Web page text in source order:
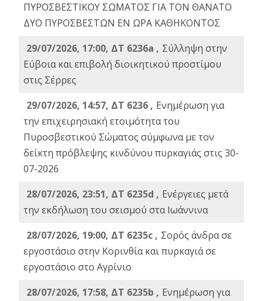
ΠΥΡΟΣΒΕΣΤΙΚΟΥ ΣΩΜΑΤΟΣ ΓΙΑ ΤΟΝ ΘΑΝΑΤΟ
ΔΥΟ ΠΥΡΟΣΒΕΣΤΩΝ ΕΝ ΩΡΑ ΚΑΘΗΚΟΝΤΟΣ
29/07/2026, 17:00, ΔΤ 6236a , Σύλληψη στην
Εύβοια και επιβολή διοικητικού προστίμου
στις Σέρρες
29/07/2026, 14:57, ΔΤ 6236 , Ενημέρωση για
την επιχειρησιακή ετοιμότητα του
Πυροσβεστικού Σώματος σύμφωνα με τον
δείκτη πρόβλεψης κινδύνου πυρκαγιάς στις 30-
07-2026
28/07/2026, 23:51, ΔΤ 6235d , Ενέργειες μετά
την εκδήλωση του σεισμού στα Ιωάννινα
28/07/2026, 19:00, ΔΤ 6235c , Σορός άνδρα σε
εργοστάσιο στην Κορινθία και πυρκαγιά σε
εργοστάσιο στο Αγρίνιο
28/07/2026, 17:58, ΔΤ 6235b , Ενημέρωση για